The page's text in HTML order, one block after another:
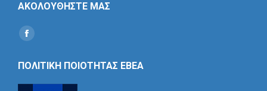
ΑΚΟΛΟΥΘΗΣΤΕ ΜΑΣ
Find us on:
Social
ΠΟΛΙΤΙΚΗ ΠΟΙΟΤΗΤΑΣ ΕΒΕΑ